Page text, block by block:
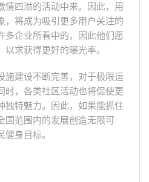
情四溢的活动中来。因此，用
，将成为吸引更多用户关注的
多企业所看中的，因此他们愿
求获得更好的曝光率。
施建设不断完善，对于极限运
时，各类社区活动也将促使更
独特魅力。因此，如果能抓住
国范围内的发展创造无限可
身目标。